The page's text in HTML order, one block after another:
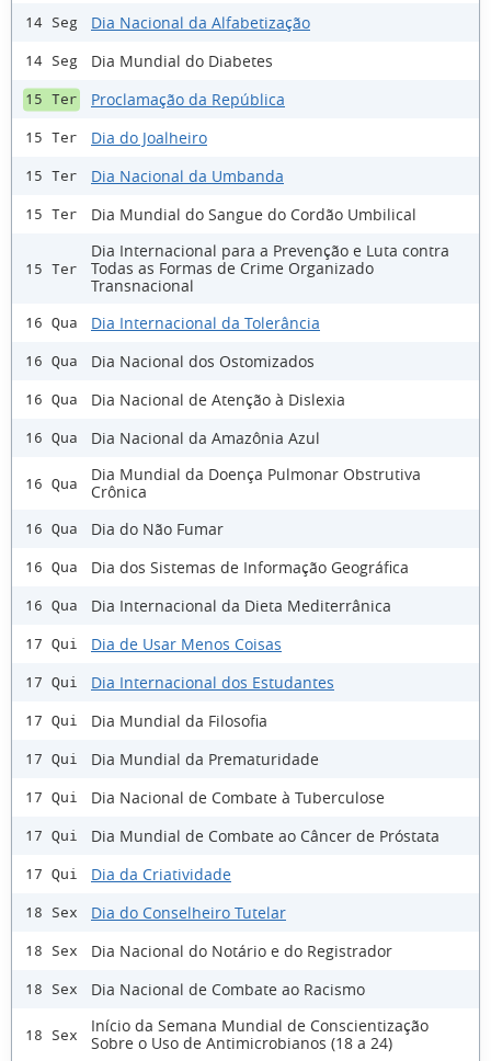
14 Seg Dia Nacional da Alfabetização
14 Seg Dia Mundial do Diabetes
15 Ter Proclamação da República
15 Ter Dia do Joalheiro
15 Ter Dia Nacional da Umbanda
15 Ter Dia Mundial do Sangue do Cordão Umbilical
15 Ter
Dia Internacional para a Prevenção e Luta contra
Todas as Formas de Crime Organizado
Transnacional
16 Qua Dia Internacional da Tolerância
16 Qua Dia Nacional dos Ostomizados
16 Qua Dia Nacional de Atenção à Dislexia
16 Qua Dia Nacional da Amazônia Azul
16 Qua
Dia Mundial da Doença Pulmonar Obstrutiva
Crônica
16 Qua Dia do Não Fumar
16 Qua Dia dos Sistemas de Informação Geográfica
16 Qua Dia Internacional da Dieta Mediterrânica
17 Qui Dia de Usar Menos Coisas
17 Qui Dia Internacional dos Estudantes
17 Qui Dia Mundial da Filosofia
17 Qui Dia Mundial da Prematuridade
17 Qui Dia Nacional de Combate à Tuberculose
17 Qui Dia Mundial de Combate ao Câncer de Próstata
17 Qui Dia da Criatividade
18 Sex Dia do Conselheiro Tutelar
18 Sex Dia Nacional do Notário e do Registrador
18 Sex Dia Nacional de Combate ao Racismo
18 Sex
Início da Semana Mundial de Conscientização
Sobre o Uso de Antimicrobianos (18 a 24)